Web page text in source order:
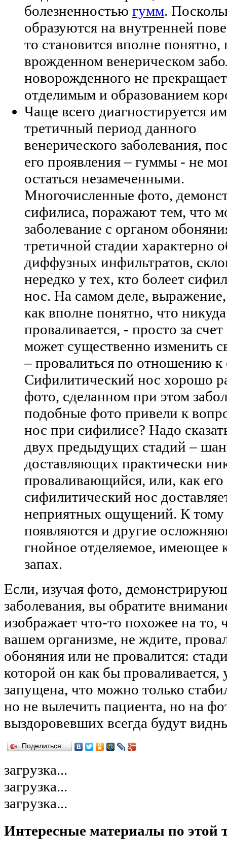
болезненностью гумм.
образуются на внутренней
то становится вполне
врожденном венерическом
новорожденного не
отделимым и образованием
Чаще всего диагностируется
третичный период данного
венерического заболевания,
его проявления – гуммы - не
остаться незамеченными.
Многочисленные фото,
сифилиса, поражают тем, что
заболевание с органом
третичной стадии характерно
диффузных инфильтратов,
нередко у тех, кто болеет
нос. На самом деле, выражение,
как вполне понятно, что
проваливается, - просто за
может существенно изменить
– провалиться по отношению
Сифилитический нос хорошо
фото, сделанном при этом
подобные фото привели к
нос при сифилисе? Надо
двух предыдущих стадий –
доставляющих практически
проваливающийся, или, как
сифилитический нос
неприятных ощущений. К
появляются и другие
гнойное отделяемое, имеющее
запах.
Если, изучая фото,
заболевания, вы обратите
изображает что-то похожее на то,
вашем организме, не ждите,
обоняния или не провалится:
которой он как бы проваливается,
запущена, что можно только
но не вылечить пациента, но на
выздоровевших всегда будут
Поделиться…
загрузка...
загрузка...
загрузка...
Интересные материалы по этой